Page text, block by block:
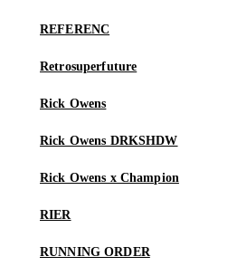
REFERENC
Retrosuperfuture
Rick Owens
Rick Owens DRKSHDW
Rick Owens x Champion
RIER
RUNNING ORDER